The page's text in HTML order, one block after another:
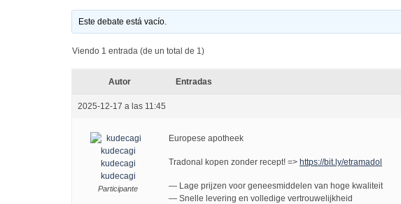
Este debate está vacío.
Viendo 1 entrada (de un total de 1)
Autor Entradas
2025-12-17 a las 11:45
kudecagi
kudecagi
Participante
Europese apotheek
Tradonal kopen zonder recept! => https://bit.ly/etramadol
— Lage prijzen voor geneesmiddelen van hoge kwaliteit
— Snelle levering en volledige vertrouwelijkheid